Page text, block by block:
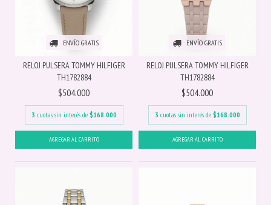
ENVÍO GRATIS
RELOJ PULSERA TOMMY HILFIGER
TH1782884
$504.000
3 cuotas sin interés de $168.000
ENVÍO GRATIS
RELOJ PULSERA TOMMY HILFIGER
TH1782884
$504.000
3 cuotas sin interés de $168.000